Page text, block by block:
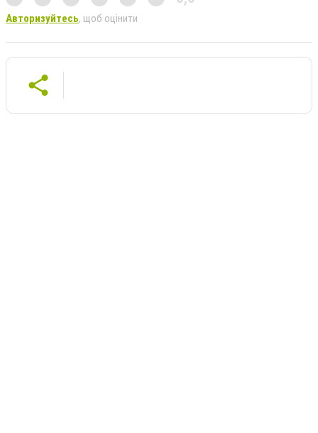
Авторизуйтесь, щоб оцінити